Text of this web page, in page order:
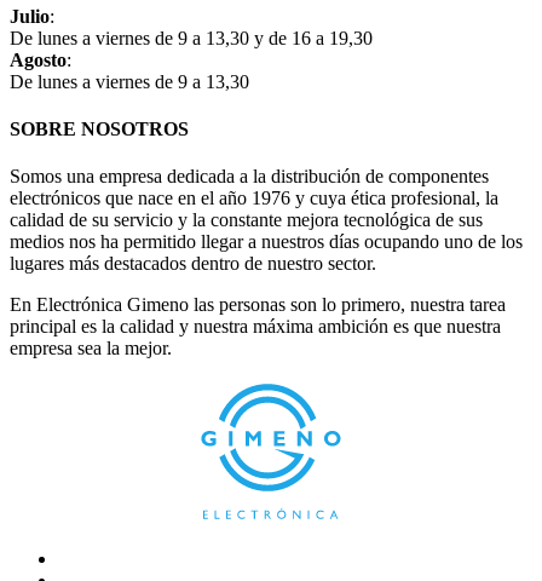
Julio:
De lunes a viernes de 9 a 13,30 y de 16 a 19,30
Agosto:
De lunes a viernes de 9 a 13,30
SOBRE NOSOTROS
Somos una empresa dedicada a la distribución de componentes
electrónicos que nace en el año 1976 y cuya ética profesional, la
calidad de su servicio y la constante mejora tecnológica de sus
medios nos ha permitido llegar a nuestros días ocupando uno de los
lugares más destacados dentro de nuestro sector.
En Electrónica Gimeno las personas son lo primero, nuestra tarea
principal es la calidad y nuestra máxima ambición es que nuestra
empresa sea la mejor.